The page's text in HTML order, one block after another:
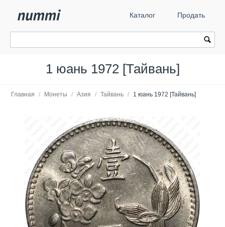
Каталог Продать
1 юань 1972 [Тайвань]
Главная / Монеты / Азия / Тайвань / 1 юань 1972 [Тайвань]